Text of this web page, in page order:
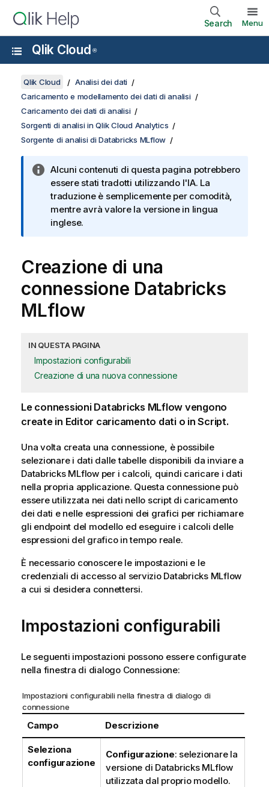
Search Menu
Qlik Cloud ®
Qlik Cloud
Analisi dei dati
Caricamento e modellamento dei dati di analisi
Caricamento dei dati di analisi
Sorgenti di analisi in Qlik Cloud Analytics
Sorgente di analisi di Databricks MLflow
Alcuni contenuti di questa pagina potrebbero
essere stati tradotti utilizzando l'IA. La
traduzione è semplicemente per comodità,
mentre avrà valore la versione in lingua
inglese.
Creazione di una
connessione Databricks
MLflow
IN QUESTA PAGINA
Impostazioni configurabili
Creazione di una nuova connessione
Le connessioni Databricks MLflow vengono
create in Editor caricamento datio inScript.
Una volta creata una connessione, è possibile
selezionare i dati dalle tabelle disponibili da inviare a
Databricks MLflowper i calcoli, quindi caricare i dati
nella propria applicazione. Questa connessione può
essere utilizzata nei dati nello script di caricamento
dei dati e nelle espressioni dei grafici per richiamare
gli endpoint del modello ed eseguire i calcoli delle
espressioni del grafico in tempo reale.
È necessario conoscere le impostazioni e le
credenziali di accesso al servizio Databricks MLflow
a cui si desidera connettersi.
Impostazioni configurabili
Le seguenti impostazioni possono essere configurate
nella finestra di dialogo Connessione:
Impostazioni configurabili nella finestra di dialogo di
connessione
Campo Descrizione
Seleziona
configurazione
Configurazione: selezionare la
versione di Databricks MLflow
utilizzata dal proprio modello.